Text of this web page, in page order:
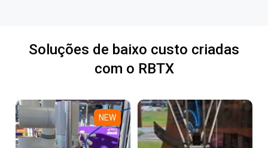
Soluções de baixo custo criadas
com o RBTX
NEW